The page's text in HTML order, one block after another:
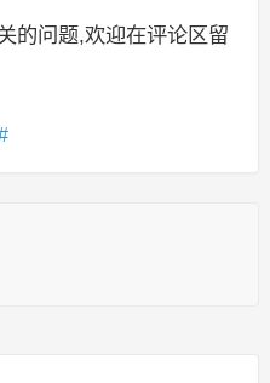
的问题,欢迎在评论区留